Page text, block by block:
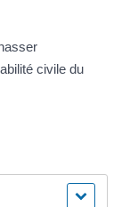
civile du